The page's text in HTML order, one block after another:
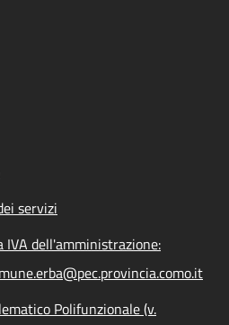
servizi
IVA dell'amministrazione:
Polifunzionale (v.